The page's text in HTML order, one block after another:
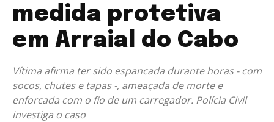
medida protetiva
em Arraial do Cabo
Vítima afirma ter sido espancada durante horas - com
socos, chutes e tapas -, ameaçada de morte e
enforcada com o fio de um carregador. Polícia Civil
investiga o caso